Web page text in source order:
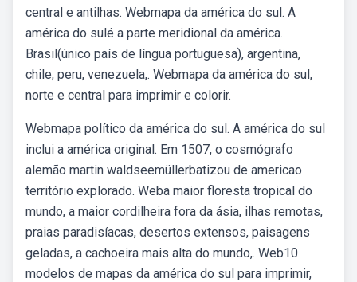
central e antilhas. Webmapa da américa do sul. A
américa do sulé a parte meridional da américa.
Brasil(único país de língua portuguesa), argentina,
chile, peru, venezuela,. Webmapa da américa do sul,
norte e central para imprimir e colorir.
Webmapa político da américa do sul. A américa do sul
inclui a américa original. Em 1507, o cosmógrafo
alemão martin waldseemüllerbatizou de americao
território explorado. Weba maior floresta tropical do
mundo, a maior cordilheira fora da ásia, ilhas remotas,
praias paradisíacas, desertos extensos, paisagens
geladas, a cachoeira mais alta do mundo,. Web10
modelos de mapas da américa do sul para imprimir,